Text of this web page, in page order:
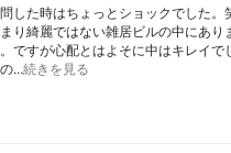
した時はちょっとショックでした。
り綺麗ではない雑居ビルの中にあり
ですが心配とはよそに中はキレイで
…続きを見る